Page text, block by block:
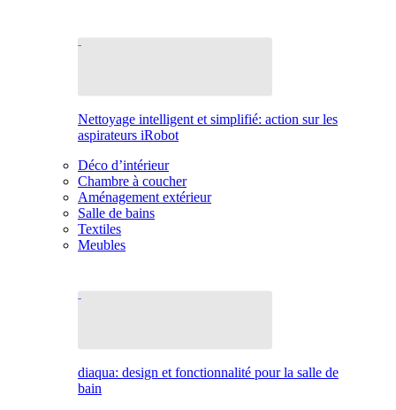
Nettoyage intelligent et simplifié: action sur les
aspirateurs iRobot
Déco d’intérieur
Chambre à coucher
Aménagement extérieur
Salle de bains
Textiles
Meubles
diaqua: design et fonctionnalité pour la salle de
bain